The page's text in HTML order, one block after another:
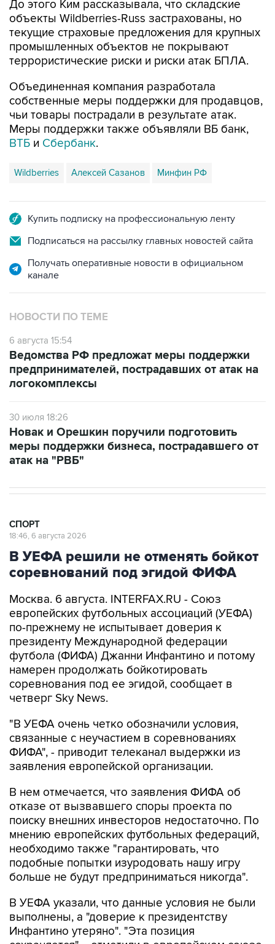
До этого Ким рассказывала, что складские
объекты Wildberries-Russ застрахованы, но
текущие страховые предложения для крупных
промышленных объектов не покрывают
террористические риски и риски атак БПЛА.
Объединенная компания разработала
собственные меры поддержки для продавцов,
чьи товары пострадали в результате атак.
Меры поддержки также объявляли ВБ банк,
ВТБ и Сбербанк.
Wildberries Алексей Сазанов Минфин РФ
Купить подписку на профессиональную ленту
Подписаться на рассылку главных новостей сайта
Получать оперативные новости в официальном
канале
НОВОСТИ ПО ТЕМЕ
6 августа 15:54
Ведомства РФ предложат меры поддержки
предпринимателей, пострадавших от атак на
логокомплексы
30 июля 18:26
Новак и Орешкин поручили подготовить
меры поддержки бизнеса, пострадавшего от
атак на "РВБ"
СПОРТ
18:46, 6 августа 2026
В УЕФА решили не отменять бойкот
соревнований под эгидой ФИФА
Москва. 6 августа. INTERFAX.RU - Союз
европейских футбольных ассоциаций (УЕФА)
по-прежнему не испытывает доверия к
президенту Международной федерации
футбола (ФИФА) Джанни Инфантино и потому
намерен продолжать бойкотировать
соревнования под ее эгидой, сообщает в
четверг Sky News.
"В УЕФА очень четко обозначили условия,
связанные с неучастием в соревнованиях
ФИФА", - приводит телеканал выдержки из
заявления европейской организации.
В нем отмечается, что заявления ФИФА об
отказе от вызвавшего споры проекта по
поиску внешних инвесторов недостаточно. По
мнению европейских футбольных федераций,
необходимо также "гарантировать, что
подобные попытки изуродовать нашу игру
больше не будут предприниматься никогда".
В УЕФА указали, что данные условия не были
выполнены, а "доверие к президентству
Инфантино утеряно". "Эта позиция